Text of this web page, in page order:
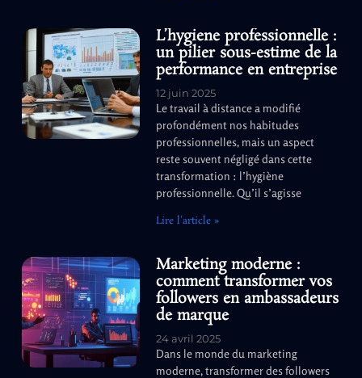
L’hygiene professionnelle :
un pilier sous-estime de la
performance en entreprise
12 juin 2025
Le travail à distance a modifié
profondément nos habitudes
professionnelles, mais un aspect
reste souvent négligé dans cette
transformation : l’hygiène
professionnelle. Qu’il s’agisse
Lire l'article »
Marketing moderne :
comment transformer vos
followers en ambassadeurs
de marque
24 avril 2025
Dans le monde du marketing
moderne, transformer des followers